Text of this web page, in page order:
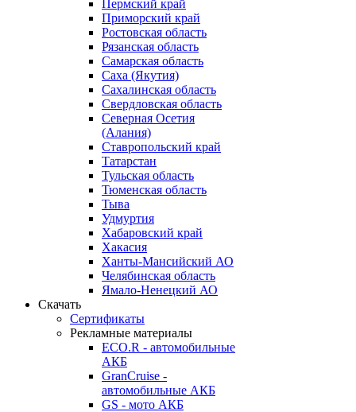
Пермский край
Приморский край
Ростовская область
Рязанская область
Самарская область
Саха (Якутия)
Сахалинская область
Свердловская область
Северная Осетия
(Алания)
Ставропольский край
Татарстан
Тульская область
Тюменская область
Тыва
Удмуртия
Хабаровский край
Хакасия
Ханты-Мансийский АО
Челябинская область
Ямало-Ненецкий АО
Скачать
Сертификаты
Рекламные материалы
ECO.R - автомобильные
АКБ
GranCruise -
автомобильные АКБ
GS - мото АКБ